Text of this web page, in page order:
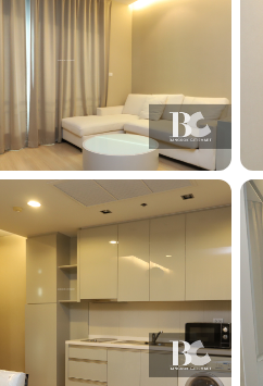
เพิ่มยูนิตเปรียบเทียบ
รายการที่ 3